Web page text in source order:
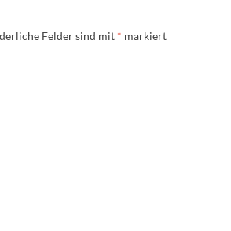
Felder sind mit * markiert